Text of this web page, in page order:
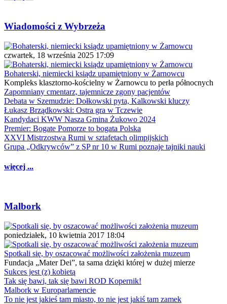
Wiadomości z Wybrzeża
czwartek, 18 września 2025 17:09
Bohaterski, niemiecki ksiądz upamiętniony w Żarnowcu
Kompleks klasztorno-kościelny w Żarnowcu to perła północnych
Zapomniany cmentarz, tajemnicze zgony pacjentów
Debata w Szemudzie: Dołkowski pyta, Kalkowski kluczy
Łukasz Brządkowski: Ostra gra w Tczewie
Kandydaci KWW Nasza Gmina Żukowo 2024
Premier: Bogate Pomorze to bogata Polska
XXVI Mistrzostwa Rumi w sztafetach olimpijskich
Grupa „Odkrywców” z SP nr 10 w Rumi poznaje tajniki nauki
więcej ...
Malbork
poniedziałek, 10 kwietnia 2017 18:04
Spotkali się, by oszacować możliwości założenia muzeum
Fundacja „Mater Dei”, ta sama dzięki której w dużej mierze
Sukces jest (z) kobietą
Tak się bawi, tak się bawi ROD Kopernik!
Malbork w Europarlamencie
To nie jest jakieś tam miasto, to nie jest jakiś tam zamek